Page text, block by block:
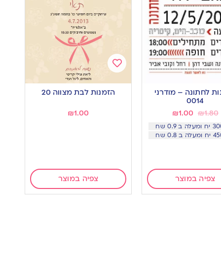
לחתונה – מודרני
0014
₪1.80
₪1.00
צפיה במוצר
wishlist
הזמנות לבת מצווה 20
₪1.00
צפיה במוצר